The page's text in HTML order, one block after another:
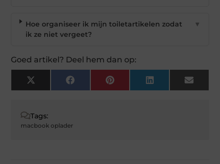
Hoe organiseer ik mijn toiletartikelen zodat
ik ze niet vergeet?
▼
Goed artikel? Deel hem dan op:
X
(Twitter)
Facebook Pinterest LinkedIn Email
Tags:
macbook oplader